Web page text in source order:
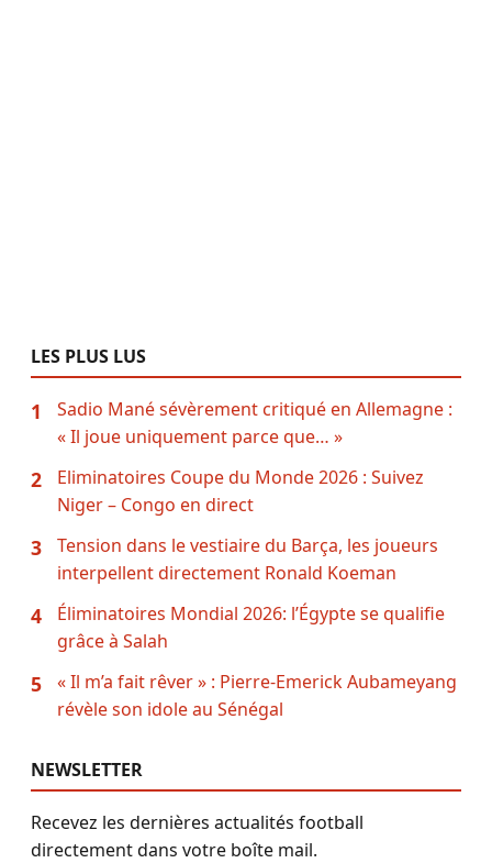
LES PLUS LUS
1
Sadio Mané sévèrement critiqué en Allemagne :
« Il joue uniquement parce que… »
2
Eliminatoires Coupe du Monde 2026 : Suivez
Niger – Congo en direct
3
Tension dans le vestiaire du Barça, les joueurs
interpellent directement Ronald Koeman
4
Éliminatoires Mondial 2026: l’Égypte se qualifie
grâce à Salah
5
« Il m’a fait rêver » : Pierre-Emerick Aubameyang
révèle son idole au Sénégal
NEWSLETTER
Recevez les dernières actualités football
directement dans votre boîte mail.